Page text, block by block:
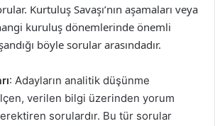
Kurtuluş Savaşı’nın aşamaları veya
kuruluş dönemlerinde önemli
böyle sorular arasındadır.
: Adayların analitik düşünme
verilen bilgi üzerinden yorum
sorulardır. Bu tür sorular